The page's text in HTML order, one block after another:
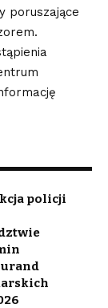
poruszające
policji